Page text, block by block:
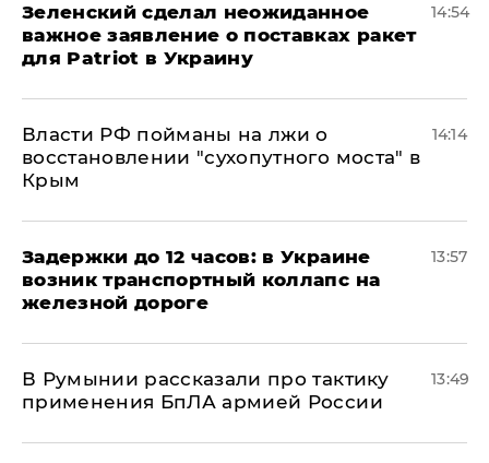
Зеленский сделал неожиданное
важное заявление о поставках ракет
для Patriot в Украину
14:54
Власти РФ пойманы на лжи о
восстановлении "сухопутного моста" в
Крым
14:14
Задержки до 12 часов: в Украине
возник транспортный коллапс на
железной дороге
13:57
В Румынии рассказали про тактику
применения БпЛА армией России
13:49